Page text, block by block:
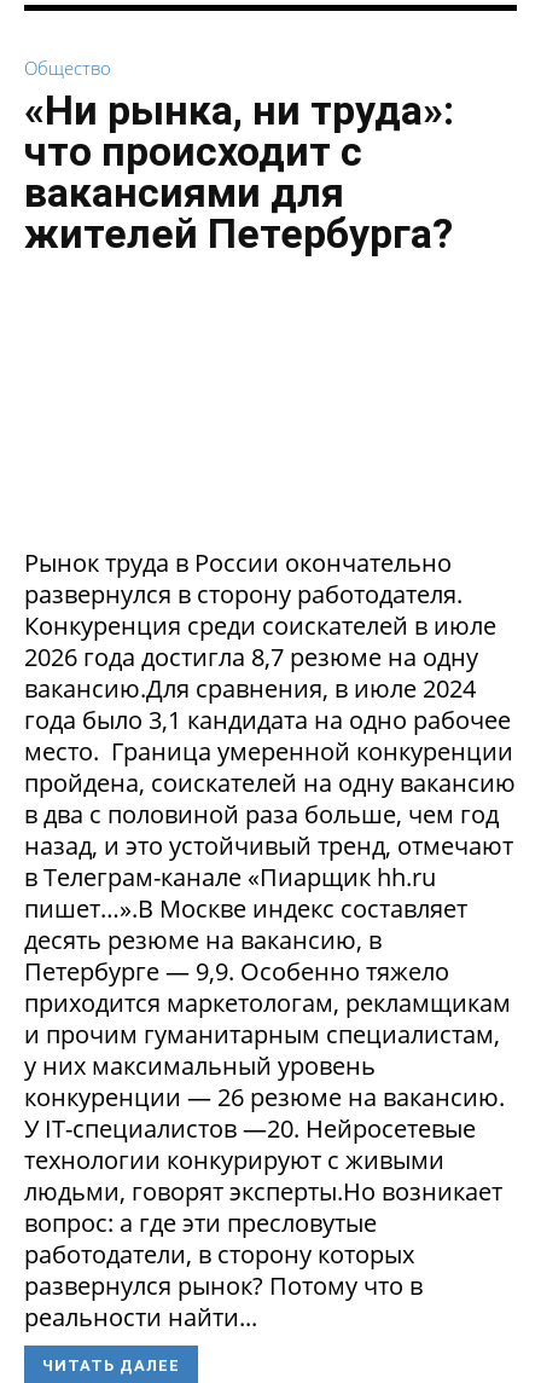
Общество
«Ни рынка, ни труда»:
что происходит с
вакансиями для
жителей Петербурга?
Рынок труда в России окончательно
развернулся в сторону работодателя.
Конкуренция среди соискателей в июле
2026 года достигла 8,7 резюме на одну
вакансию.Для сравнения, в июле 2024
года было 3,1 кандидата на одно рабочее
место. Граница умеренной конкуренции
пройдена, соискателей на одну вакансию
в два с половиной раза больше, чем год
назад, и это устойчивый тренд, отмечают
в Телеграм-канале «Пиарщик hh.ru
пишет…».В Москве индекс составляет
десять резюме на вакансию, в
Петербурге — 9,9. Особенно тяжело
приходится маркетологам, рекламщикам
и прочим гуманитарным специалистам,
у них максимальный уровень
конкуренции — 26 резюме на вакансию.
У IT-специалистов —20. Нейросетевые
технологии конкурируют с живыми
людьми, говорят эксперты.Но возникает
вопрос: а где эти пресловутые
работодатели, в сторону которых
развернулся рынок? Потому что в
реальности найти...
ЧИТАТЬ ДАЛЕЕ